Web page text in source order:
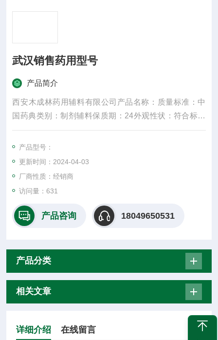
武汉销售药用型号
产品简介
西安木成林药用辅料有限公司产品名称：质量标准：中
国药典类别：制剂辅料保质期：24外观性状：符合标准
规格：25kg产品名字：主要成份：颜色：白密度：300
水溶性：是适用掺量：8较低操作温度：5较高操作温
度：30包装规格：25纤维直径：15um±3是否进口：否
产品型号：
更新时间：2024-04-03
厂商性质：经销商
访问量：631
产品咨询 18049650531
产品分类
相关文章
详细介绍 在线留言